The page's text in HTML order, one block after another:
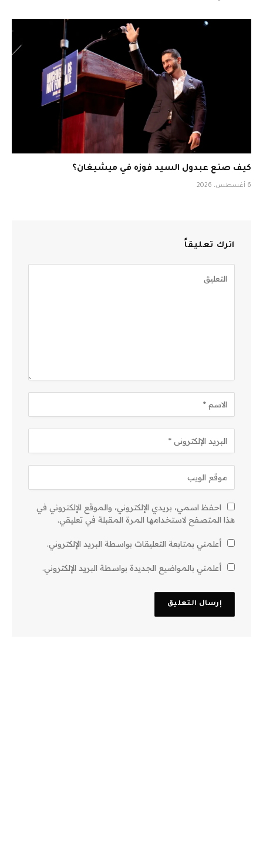
كيف صنع عبدول السيد فوزه في ميشيغان؟
6 أغسطس، 2026
اترك تعليقاً
احفظ اسمي، بريدي الإلكتروني، والموقع الإلكتروني في
هذا المتصفح لاستخدامها المرة المقبلة في تعليقي.
أعلمني بمتابعة التعليقات بواسطة البريد الإلكتروني.
أعلمني بالمواضيع الجديدة بواسطة البريد الإلكتروني.